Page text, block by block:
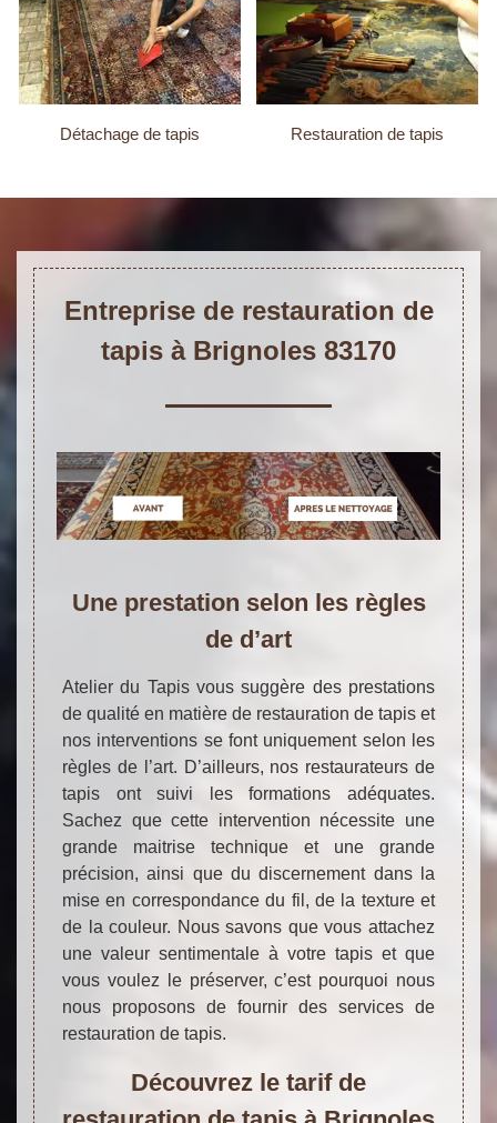
Détachage de tapis Restauration de tapis
Entreprise de restauration de
tapis à Brignoles 83170
Une prestation selon les règles
de d’art
Atelier du Tapis vous suggère des prestations
de qualité en matière de restauration de tapis et
nos interventions se font uniquement selon les
règles de l’art. D’ailleurs, nos restaurateurs de
tapis ont suivi les formations adéquates.
Sachez que cette intervention nécessite une
grande maitrise technique et une grande
précision, ainsi que du discernement dans la
mise en correspondance du fil, de la texture et
de la couleur. Nous savons que vous attachez
une valeur sentimentale à votre tapis et que
vous voulez le préserver, c’est pourquoi nous
nous proposons de fournir des services de
restauration de tapis.
Découvrez le tarif de